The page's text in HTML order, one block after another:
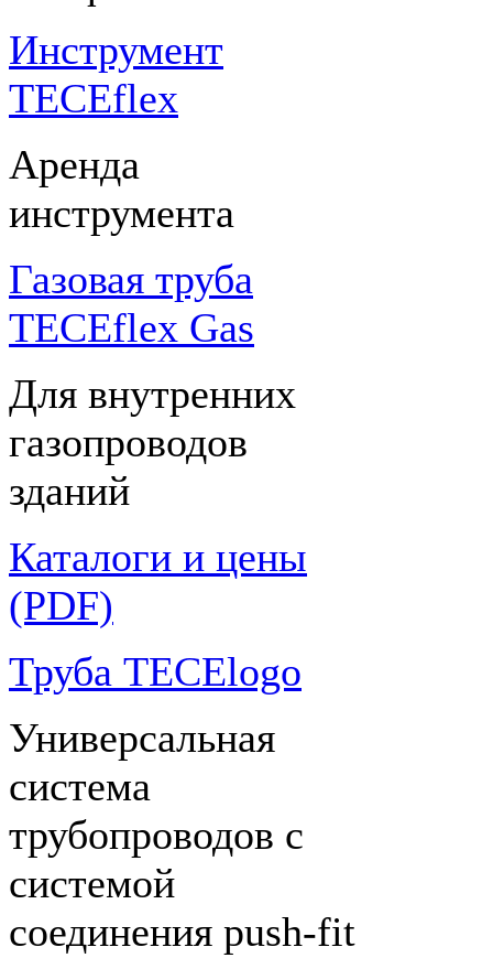
Инструмент
TECEflex
Аренда
инструмента
Газовая труба
TECEflex Gas
Для внутренних
газопроводов
зданий
Каталоги и цены
(PDF)
Труба TECElogo
Универсальная
система
трубопроводов с
системой
соединения push-fit